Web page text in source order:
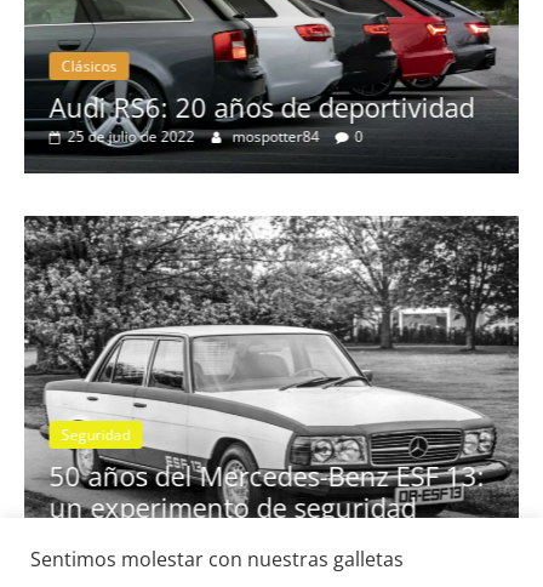
Clásicos
Audi RS6: 20 años de deportividad
25 de julio de 2022 mospotter84 0
Seguridad
50 años del Mercedes-Benz ESF 13:
un experimento de seguridad
Sentimos molestar con nuestras galletas